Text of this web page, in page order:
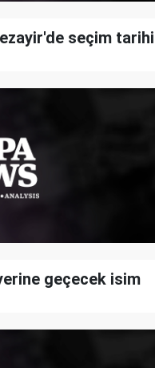
seçim tarihi
geçecek isim